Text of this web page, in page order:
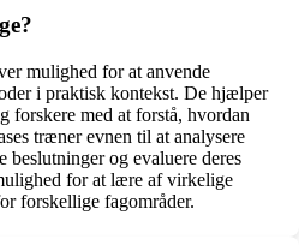
mulighed for at anvende
i praktisk kontekst. De hjælper
forskere med at forstå, hvordan
træner evnen til at analysere
og evaluere deres
for at lære af virkelige
forskellige fagområder.